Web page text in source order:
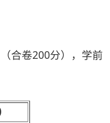
合卷200分），学前